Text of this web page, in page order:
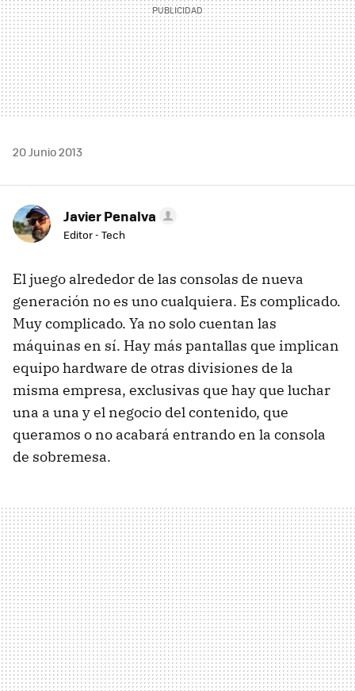
20 Junio 2013
Javier Penalva
Editor - Tech
El juego alrededor de las consolas de nueva
generación no es uno cualquiera. Es complicado.
Muy complicado. Ya no solo cuentan las
máquinas en sí. Hay más pantallas que implican
equipo hardware de otras divisiones de la
misma empresa, exclusivas que hay que luchar
una a una y el negocio del contenido, que
queramos o no acabará entrando en la consola
de sobremesa.